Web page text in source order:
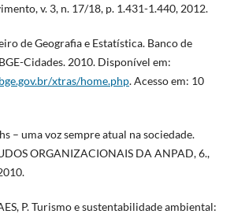
v. 3, n. 17/18, p. 1.431-1.440, 2012.
de Geografia e Estatística. Banco de
Cidades. 2010. Disponível em:
xtras/home.php. Acesso em: 10
– uma voz sempre atual na sociedade.
ORGANIZACIONAIS DA ANPAD, 6.,
P. Turismo e sustentabilidade ambiental: